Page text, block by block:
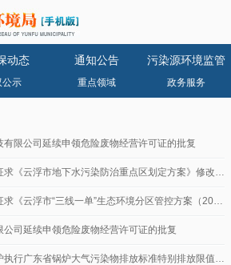
动态 通知公告 污染源环境监管
公示 重点领域 政务服务
限公司延续申领危险废物经营许可证的批复
云浮市生态环境局关于公开征求《云浮市地下水污染防治重点区划定方案》修改意见单的公...
云浮市生态环境局关于公开征求《云浮市“三线一单”生态环境分区管控方案（2024版...
司延续申领危险废物经营许可证的批复
关于公开征求《关于燃气锅炉执行广东省锅炉大气污染物排放标准特别排放限值的公告》等...